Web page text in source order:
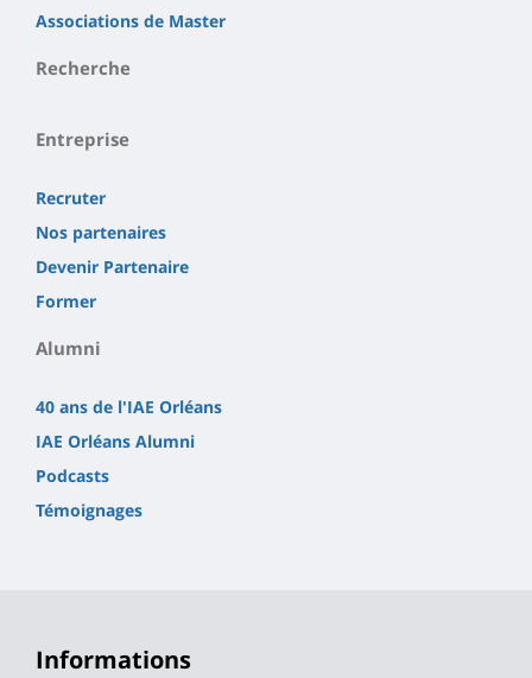
Associations de Master
Recherche
Entreprise
Recruter
Nos partenaires
Devenir Partenaire
Former
Alumni
40 ans de l'IAE Orléans
IAE Orléans Alumni
Podcasts
Témoignages
Informations